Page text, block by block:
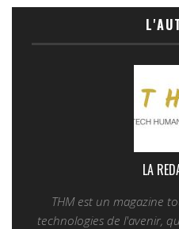
LA
THM est un magazine
technologies de l'avenir,